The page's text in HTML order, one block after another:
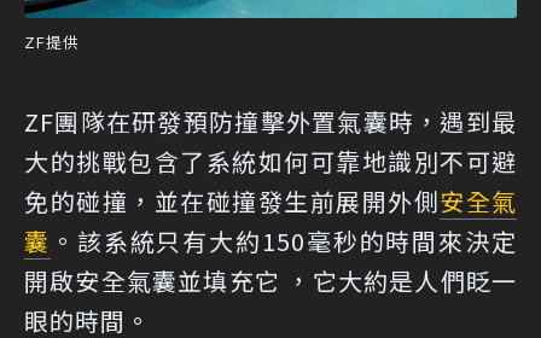
ZF提供
ZF團隊在研發預防撞擊外置氣囊時，遇到最
大的挑戰包含了系統如何可靠地識別不可避
免的碰撞，並在碰撞發生前展開外側安全氣
囊 。該系統只有大約150毫秒的時間來決定
開啟安全氣囊並填充它 ，它大約是人們眨一
眼的時間。